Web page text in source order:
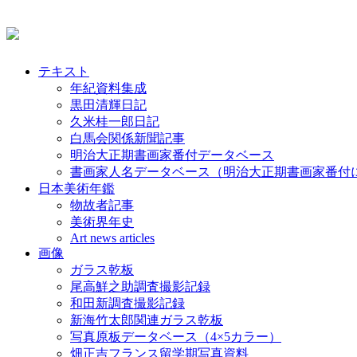
テキスト
年紀資料集成
黒田清輝日記
久米桂一郎日記
白馬会関係新聞記事
明治大正期書画家番付データベース
書画家人名データベース（明治大正期書画家番付
日本美術年鑑
物故者記事
美術界年史
Art news articles
画像
ガラス乾板
尾高鮮之助調査撮影記録
和田新調査撮影記録
新海竹太郎関連ガラス乾板
写真原板データベース（4×5カラー）
畑正吉フランス留学期写真資料